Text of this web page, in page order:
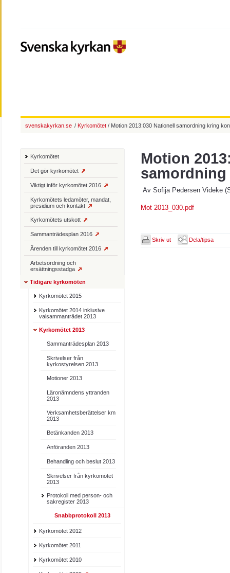
Motion
Av Sofija Pedersen Videke
Mot 2013_030.pdf
Skriv ut Dela/tipsa
Kyrkomötet
Det gör kyrkomötet
Viktigt inför kyrkomötet 2016
Kyrkomötets ledamöter, mandat,
presidium och kontakt
Kyrkomötets utskott
Sammanträdesplan 2016
Ärenden till kyrkomötet 2016
Arbetsordning och
ersättningsstadga
Tidigare kyrkomöten
Kyrkomötet 2015
Kyrkomötet 2014 inklusive
valsammanträdet 2013
Kyrkomötet 2013
Sammanträdesplan 2013
Skrivelser från
kyrkostyrelsen 2013
Motioner 2013
Läronämndens yttranden
2013
Verksamhetsberättelser km
2013
Betänkanden 2013
Anföranden 2013
Behandling och beslut 2013
Skrivelser från kyrkomötet
2013
Protokoll med person- och
sakregister 2013
Snabbprotokoll 2013
Kyrkomötet 2012
Kyrkomötet 2011
Kyrkomötet 2010
svenskakyrkan.se / Kyrkomötet / Motion 2013:030 Nationell samordning kring